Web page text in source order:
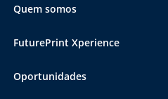
Quem somos
FuturePrint Xperience
Oportunidades